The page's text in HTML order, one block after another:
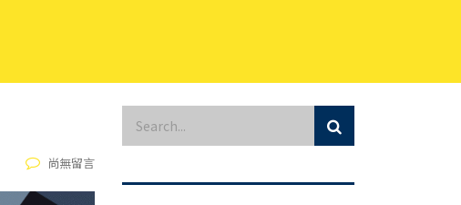
尚無留言